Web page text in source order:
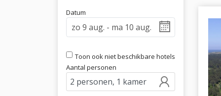
Datum
Toon ook niet beschikbare hotels
Aantal personen